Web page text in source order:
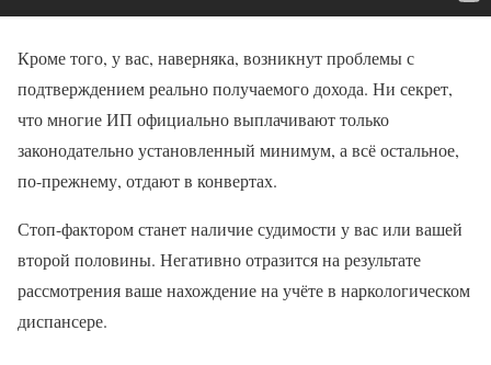
Кроме того, у вас, наверняка, возникнут проблемы с
подтверждением реально получаемого дохода. Ни секрет,
что многие ИП официально выплачивают только
законодательно установленный минимум, а всё остальное,
по-прежнему, отдают в конвертах.
Стоп-фактором станет наличие судимости у вас или вашей
второй половины. Негативно отразится на результате
рассмотрения ваше нахождение на учёте в наркологическом
диспансере.